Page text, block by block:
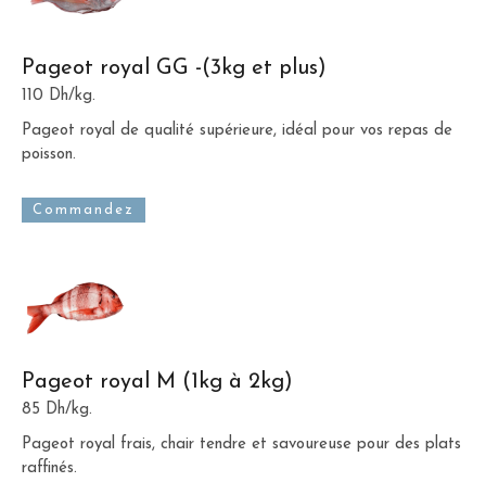
Pageot royal GG -(3kg et plus)
110 Dh/kg.
Pageot royal de qualité supérieure, idéal pour vos repas de
poisson.
Commandez
Pageot royal M (1kg à 2kg)
85 Dh/kg.
Pageot royal frais, chair tendre et savoureuse pour des plats
raffinés.